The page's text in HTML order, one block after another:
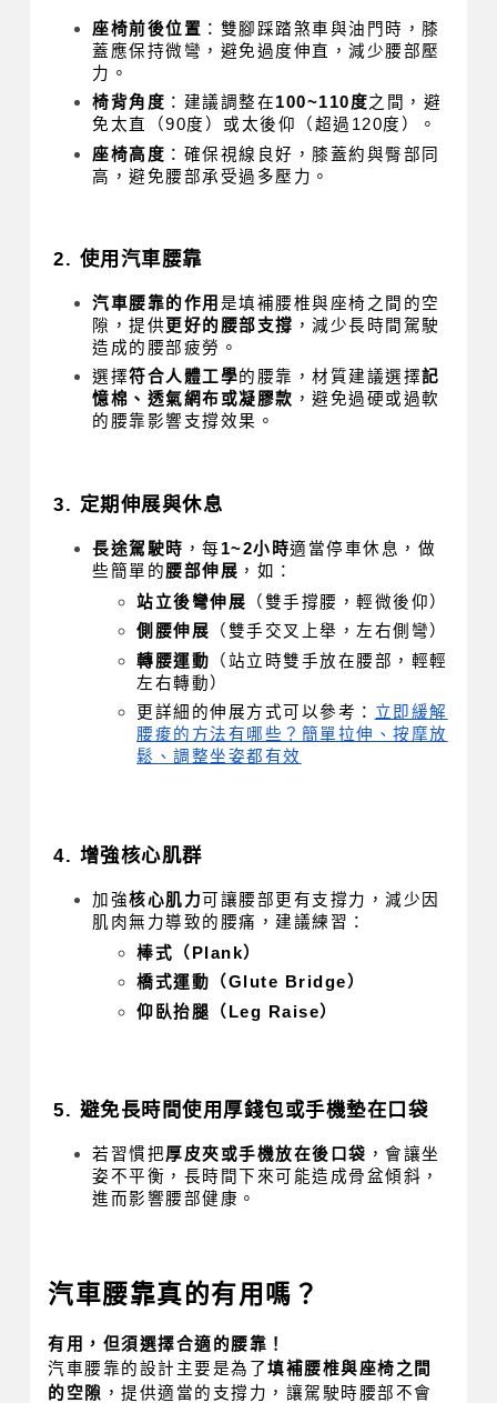
座椅前後位置 ：雙腳踩踏煞車與油門時，膝
蓋應保持微彎，避免過度伸直，減少腰部壓
力。
椅背角度 ：建議調整在100~110度之間，避
免太直（90度）或太後仰（超過120度）。
座椅高度 ：確保視線良好，膝蓋約與臀部同
高，避免腰部承受過多壓力。
2. 使用汽車腰靠
汽車腰靠的作用 是填補腰椎與座椅之間的空
隙，提供 更好的腰部支撐 ，減少長時間駕駛
造成的腰部疲勞。
選擇符合人體工學的腰靠，材質建議選擇記
憶棉、透氣網布或凝膠款 ，避免過硬或過軟
的腰靠影響支撐效果。
3. 定期伸展與休息
長途駕駛時 ，每 1~2小時適當停車休息，做
些簡單的腰部伸展 ，如：
站立後彎伸展 （雙手撐腰，輕微後仰）
側腰伸展 （雙手交叉上舉，左右側彎）
轉腰運動 （站立時雙手放在腰部，輕輕
左右轉動）
更詳細的伸展方式可以參考： 立即緩解
腰痠的方法有哪些？簡單拉伸、按摩放
鬆、調整坐姿都有效
4. 增強核心肌群
加強核心肌力可讓腰部更有支撐力，減少因
肌肉無力導致的腰痛，建議練習：
棒式（Plank）
橋式運動（Glute Bridge）
仰臥抬腿（Leg Raise）
5. 避免長時間使用厚錢包或手機墊在口袋
若習慣把厚皮夾或手機放在後口袋 ，會讓坐
姿不平衡，長時間下來可能造成骨盆傾斜，
進而影響腰部健康。
汽車腰靠真的有用嗎？
有用，但須選擇合適的腰靠！
汽車腰靠的設計主要是為了填補腰椎與座椅之間
的空隙 ，提供適當的支撐力，讓駕駛時腰部不會